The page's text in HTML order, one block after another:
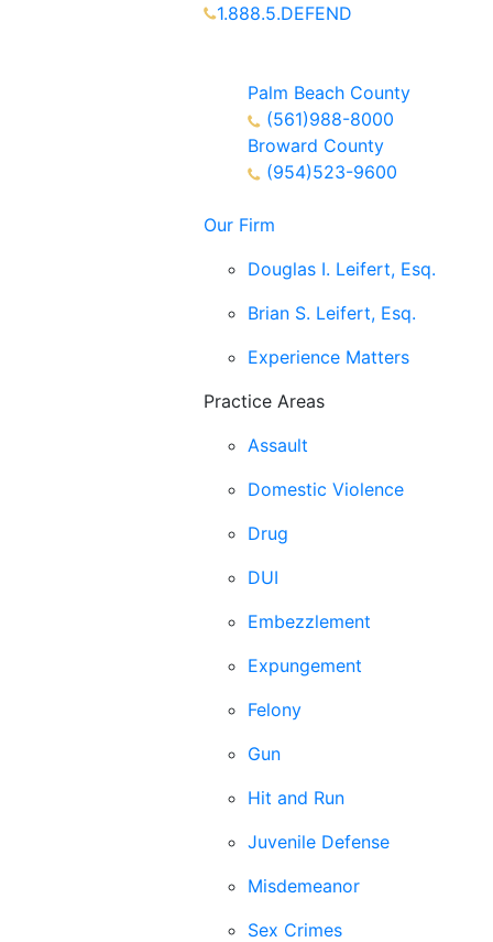
1.888.5.DEFEND
Palm Beach County
(561)988-8000
Broward County
(954)523-9600
Our Firm
Douglas I. Leifert, Esq.
Brian S. Leifert, Esq.
Experience Matters
Practice Areas
Assault
Domestic Violence
Drug
DUI
Embezzlement
Expungement
Felony
Gun
Hit and Run
Juvenile Defense
Misdemeanor
Sex Crimes